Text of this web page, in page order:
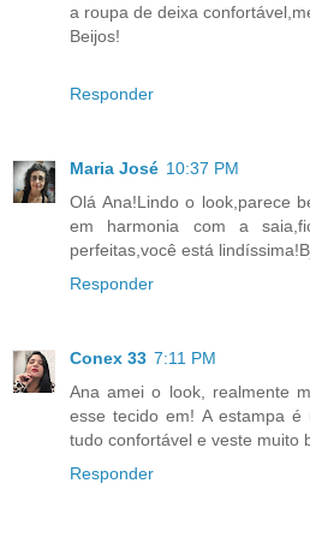
a roupa de deixa
Beijos!
Responder
Maria José 10:37 PM
Olá Ana!Lindo o look,parece
em harmonia com a
perfeitas,você está
Responder
Conex 33 7:11 PM
Ana amei o look, realmente
esse tecido em! A estampa
tudo confortável e veste muito
Responder